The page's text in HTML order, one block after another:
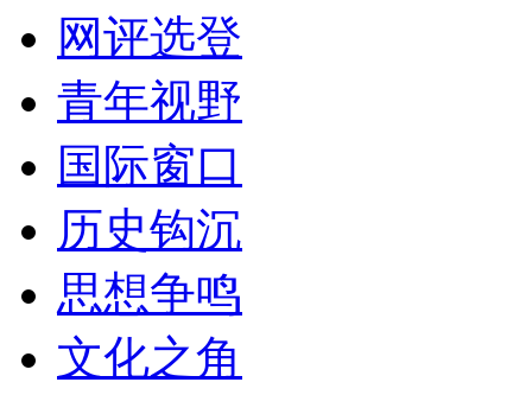
网评选登
青年视野
国际窗口
历史钩沉
思想争鸣
文化之角